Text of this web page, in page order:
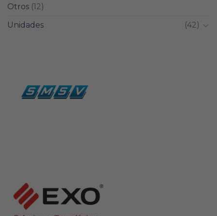
Otros (12)
Unidades
(42)